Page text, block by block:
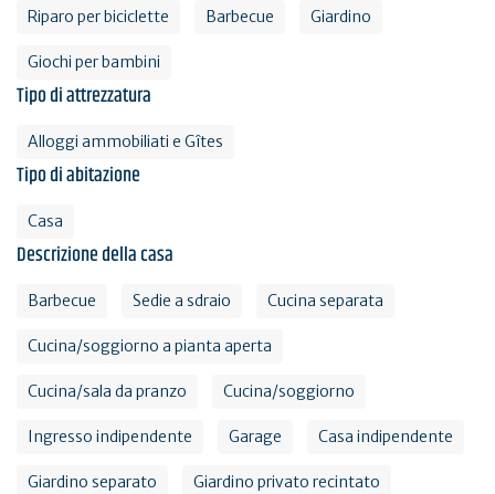
Riparo per biciclette Barbecue Giardino
Giochi per bambini
Tipo di attrezzatura
Alloggi ammobiliati e Gîtes
Tipo di abitazione
Casa
Descrizione della casa
Barbecue Sedie a sdraio Cucina separata
Cucina/soggiorno a pianta aperta
Cucina/sala da pranzo Cucina/soggiorno
Ingresso indipendente Garage Casa indipendente
Giardino separato Giardino privato recintato